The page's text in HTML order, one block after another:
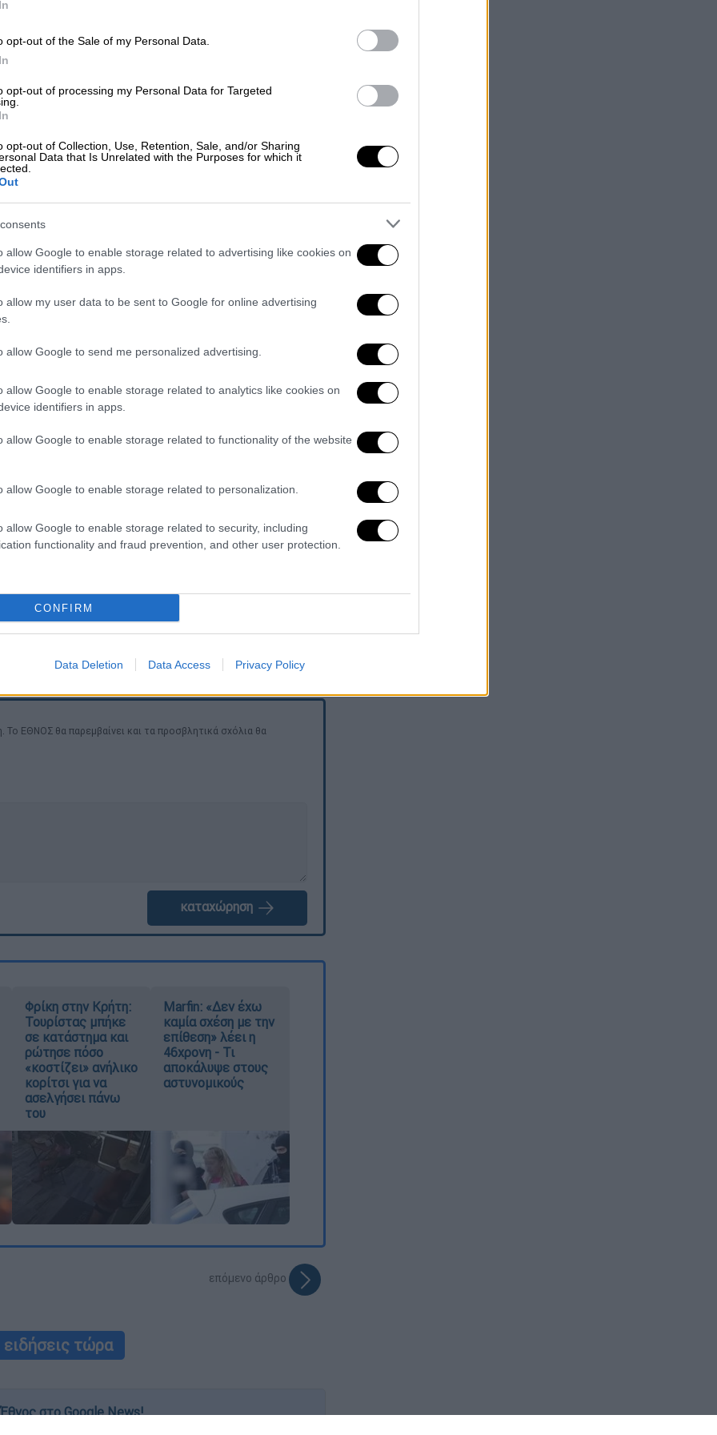
opt-out of the Sale of my Personal Data.
opt-out of processing my Personal Data for Targeted
opt-out of Collection, Use, Retention, Sale, and/or Sharing
Data that Is Unrelated with the Purposes for which it
allow Google to enable storage related to advertising like cookies on
identifiers in apps.
allow my user data to be sent to Google for online advertising
allow Google to send me personalized advertising.
allow Google to enable storage related to analytics like cookies on
identifiers in apps.
allow Google to enable storage related to functionality of the website
allow Google to enable storage related to personalization.
allow Google to enable storage related to security, including
functionality and fraud prevention, and other user protection.
CONFIRM
Data Deletion Data Access Privacy Policy
22χρονος οδηγός και
σύγκρουση αυτοκίνητων
σοβαρά τραυματισμένη σε πυλωτή
με τις συνθήκεςκάτω από τις οποίες
ταυτότητα του δράστη
να δώσει κατάθεση.
απασχολήσει τις Αρχές γιαχρήση και
βράδυύστερα από κλήση περιοίκωνπου
Στο σημείο
τη μετέφερε αρχικά στο Γενικό
νεαρή γυναίκα φέρειβαριές
συλλέγοντας μαρτυρίες από περιοίκους και
ΕΘΝΟΣ θα παρεμβαίνει και τα προσβλητικά σχόλια θα
καταχώρηση
Φρίκη στην Κρήτη:
Τουρίστας μπήκε
σε κατάστημα και
ρώτησε πόσο
«κοστίζει» ανήλικο
κορίτσι για να
ασελγήσει πάνω
του
Marfin: «Δεν έχω
καμία σχέση με την
επίθεση» λέει η
46χρονη - Τι
αποκάλυψε στους
αστυνομικούς
επόμενο άρθρο
ειδήσεις τώρα
στο Google News!